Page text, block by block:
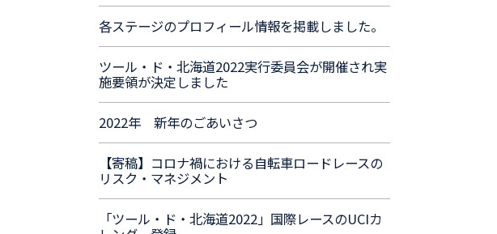
各ステージのプロフィール情報を掲載しました。
ツール・ド・北海道2022実行委員会が開催され実
施要領が決定しました
2022年 新年のごあいさつ
【寄稿】コロナ禍における自転車ロードレースの
リスク・マネジメント
「ツール・ド・北海道2022」国際レースのUCIカ